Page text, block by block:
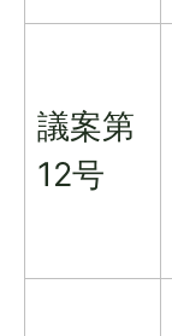
議案第
12号